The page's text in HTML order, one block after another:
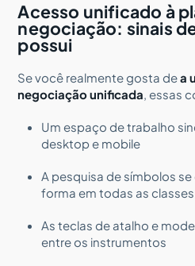
Acesso unificado à
negociação: sinais
possui
Se você realmente gosta dea
negociação unificada, essas
Um espaço de trabalho
desktop e mobile
A pesquisa de símbolos
forma em todas as
As teclas de atalho e
entre os instrumentos